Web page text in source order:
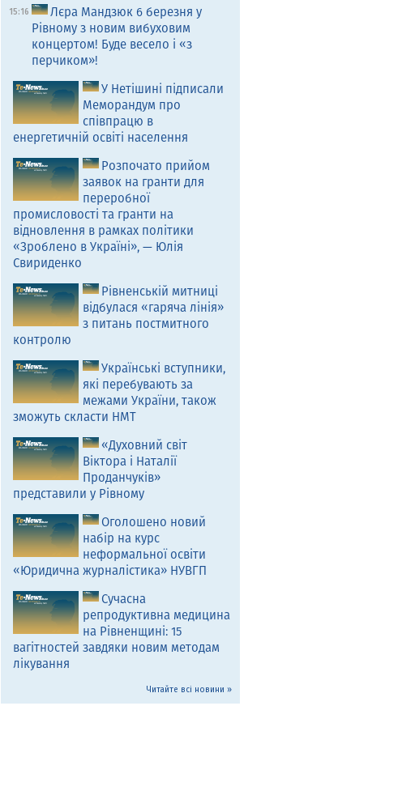
15:16
Лєра Мандзюк 6 березня у
Рівному з новим вибуховим
концертом! Буде весело і «з
перчиком»!
У Нетішині підписали
Меморандум про
співпрацю в
енергетичній освіті населення
Розпочато прийом
заявок на гранти для
переробної
промисловості та гранти на
відновлення в рамках політики
«Зроблено в Україні», — Юлія
Свириденко
Рівненській митниці
відбулася «гаряча лінія»
з питань постмитного
контролю
Українські вступники,
які перебувають за
межами України, також
зможуть скласти НМТ
«Духовний світ
Віктора і Наталії
Проданчуків»
представили у Рівному
Оголошено новий
набір на курс
неформальної освіти
«Юридична журналістика» НУВГП
Сучасна
репродуктивна медицина
на Рівненщині: 15
вагітностей завдяки новим методам
лікування
Читайте всі новини »